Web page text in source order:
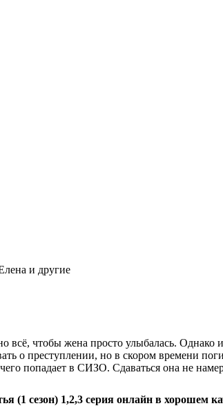
и другие
чтобы жена просто улыбалась. Однако
о преступлении, но в скором времени
попадает в СИЗО. Сдаваться она не
(1 сезон) 1,2,3 серия онлайн в хорошем